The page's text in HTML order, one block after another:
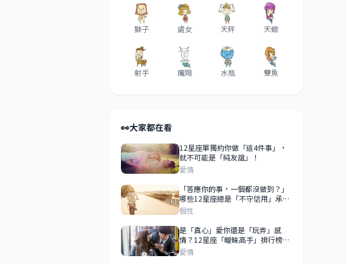
獅子 處女 天秤 天蠍
射手 魔羯 水瓶 雙魚
👀大家都在看
12星座單獨約你做「這4件事」，
就不可能是「純友誼」！
愛情
「答應你的事，一個都沒做到？」
哪些12星座總是「不守信用」承諾
只是隨口說說？
個性
是「真心」愛你還是「玩弄」感
情？12星座「曖昧高手」排行榜！
「愛上」他之前一定要先搞清楚！
愛情